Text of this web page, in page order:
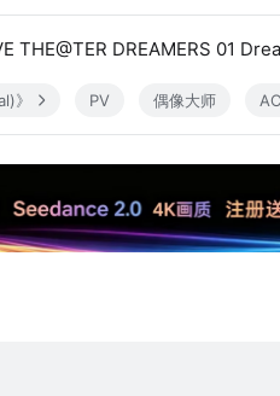
THE@TER DREAMERS 01
》 PV 偶像大师